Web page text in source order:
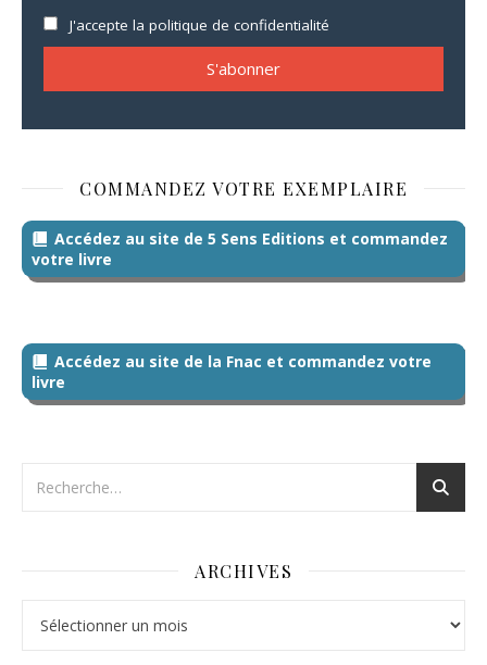
J'accepte la politique de confidentialité
COMMANDEZ VOTRE EXEMPLAIRE
Accédez au site de 5 Sens Editions et commandez
votre livre
Accédez au site de la Fnac et commandez votre
livre
ARCHIVES